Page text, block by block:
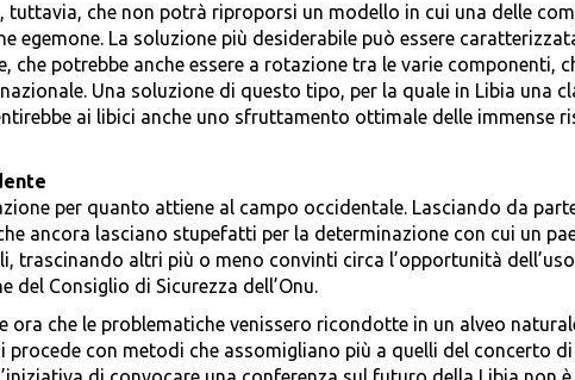
che non potrà riproporsi un modello in cui una delle
egemone. La soluzione più desiderabile può essere
che potrebbe anche essere a rotazione tra le varie componenti,
Una soluzione di questo tipo, per la quale in Libia una
ai libici anche uno sfruttamento ottimale delle immense
per quanto attiene al campo occidentale. Lasciando da
ancora lasciano stupefatti per la determinazione con cui un
trascinando altri più o meno convinti circa l’opportunità
del Consiglio di Sicurezza dell’Onu.
ora che le problematiche venissero ricondotte in un alveo
procede con metodi che assomigliano più a quelli del concerto